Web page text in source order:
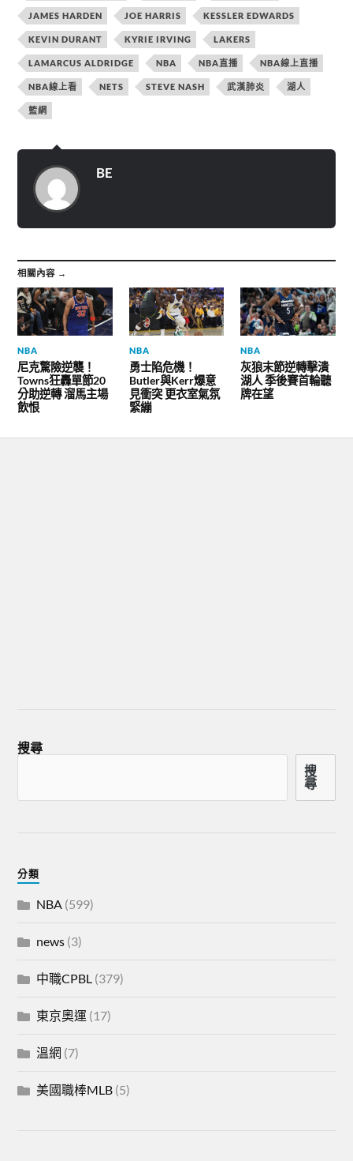
t
t
e
r
(
在
新
視
窗
中
開
啟
)
至
F
a
c
e
b
o
o
開
到
T
e
l
e
g
r
a
m
(
在
開
JAMES HARDEN JOE HARRIS KESSLER EDWARDS
KEVIN DURANT KYRIE IRVING LAKERS
LAMARCUS ALDRIDGE NBA NBA直播 NBA線上直播
NBA線上看 NETS STEVE NASH 武漢肺炎 湖人
籃網
BE
相關內容 →
NBA
尼克驚險逆襲！
Towns狂轟單節20
分助逆轉 溜馬主場
飲恨
NBA
勇士陷危機！
Butler與Kerr爆意
見衝突 更衣室氣氛
緊繃
NBA
灰狼末節逆轉擊潰
湖人 季後賽首輪聽
牌在望
搜尋
搜
尋
分類
NBA (599)
news (3)
中職CPBL (379)
東京奧運 (17)
溫網 (7)
美國職棒MLB (5)